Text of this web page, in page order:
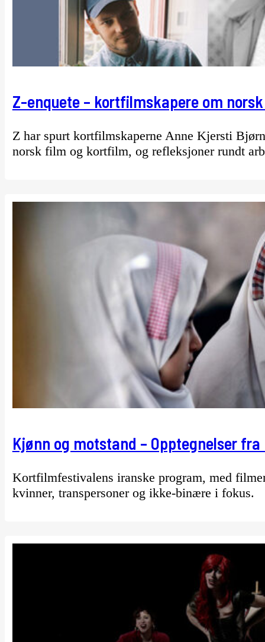
Z-enquete – kortfilmskapere om
Z har spurt kortfilmskaperne Anne Kjersti
norsk film og kortfilm, og refleksjoner rundt
Kjønn og motstand – Opptegnelser fra
Kortfilmfestivalens iranske program, med
kvinner, transpersoner og ikke-binære i fokus.